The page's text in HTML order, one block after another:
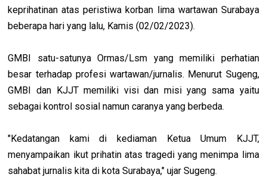
keprihatinan atas peristiwa korban lima wartawan Surabaya
beberapa hari yang lalu, Kamis (02/02/2023).
GMBI satu-satunya Ormas/Lsm yang memiliki perhatian
besar terhadap profesi wartawan/jurnalis. Menurut Sugeng,
GMBI dan KJJT memiliki visi dan misi yang sama yaitu
sebagai kontrol sosial namun caranya yang berbeda.
"Kedatangan kami di kediaman Ketua Umum KJJT,
menyampaikan ikut prihatin atas tragedi yang menimpa lima
sahabat jurnalis kita di kota Surabaya," ujar Sugeng.